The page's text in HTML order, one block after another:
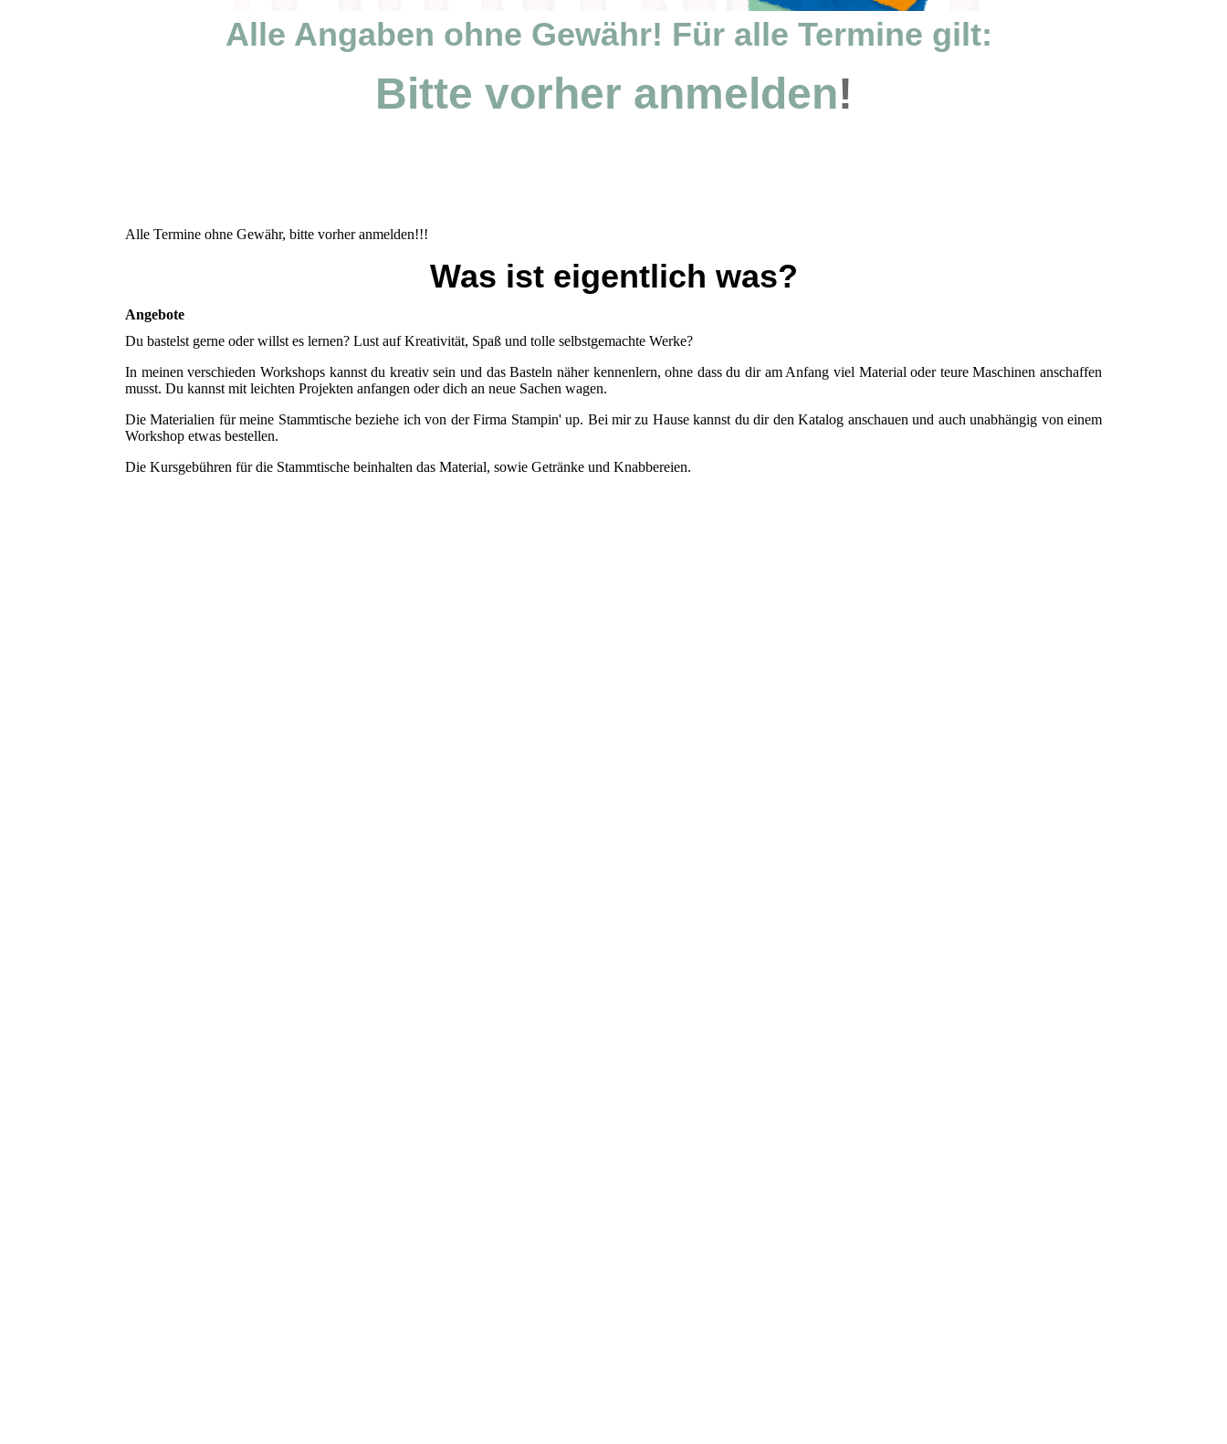
Alle Angaben ohne Gewähr! Für alle Termine gilt:
Bitte vorher anmelden!
Alle Termine ohne Gewähr, bitte vorher anmelden!!!
Was ist eigentlich was?
Angebote
Du bastelst gerne oder willst es lernen? Lust auf Kreativität, Spaß und tolle selbstgemachte Werke?
In meinen verschieden Workshops kannst du kreativ sein und das Basteln näher kennenlern, ohne dass du dir am Anfang viel Material oder teure Maschinen anschaffen
musst. Du kannst mit leichten Projekten anfangen oder dich an neue Sachen wagen.
Die Materialien für meine Stammtische beziehe ich von der Firma Stampin' up. Bei mir zu Hause kannst du dir den Katalog anschauen und auch unabhängig von einem
Workshop etwas bestellen.
Die Kursgebühren für die Stammtische beinhalten das Material, sowie Getränke und Knabbereien.